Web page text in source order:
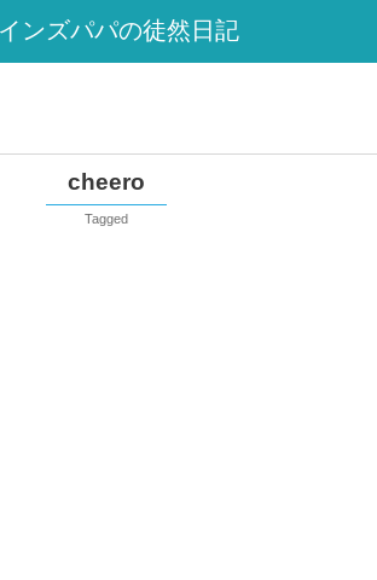
ンズパパの徒然日記
cheero
Tagged